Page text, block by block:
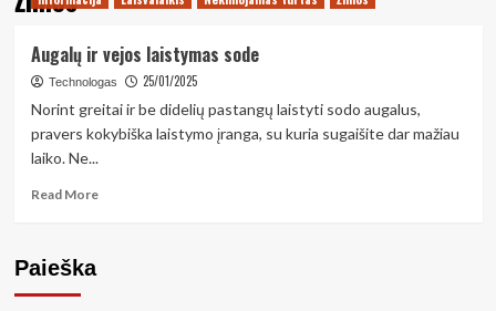
Augalų ir vejos laistymas sode
Technologas 25/01/2025
Norint greitai ir be didelių pastangų laistyti sodo augalus,
pravers kokybiška laistymo įranga, su kuria sugaišite dar mažiau
laiko. Ne...
Read MoreRead
ir
Paieška